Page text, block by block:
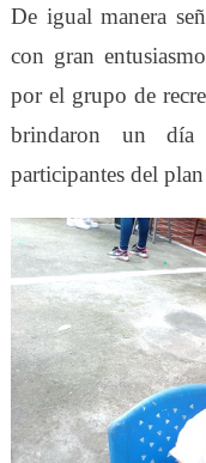
De igual manera
con gran
por el grupo de
brindaron un día
participantes del